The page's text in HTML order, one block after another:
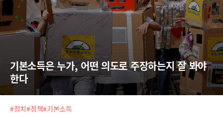
기본소득은 누가, 어떤 의도로 주장하는지 잘 봐야
한다
#정치#정책#기본소득